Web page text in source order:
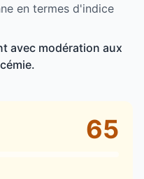
en termes d'indice
avec modération aux
65